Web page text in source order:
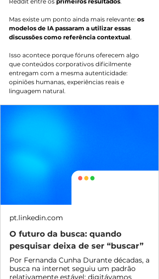
Mas existe um ponto ainda mais relevante: os
modelos de IA passaram a utilizar essas
discussões como referência contextual.
Isso acontece porque fóruns oferecem algo
que conteúdos corporativos dificilmente
entregam com a mesma autenticidade:
opiniões humanas, experiências reais e
linguagem natural.
pt.linkedin.com
O futuro da busca: quando
pesquisar deixa de ser “buscar”
Por Fernanda Cunha Durante décadas, a
busca na internet seguiu um padrão
relativamente estável: digitávamos